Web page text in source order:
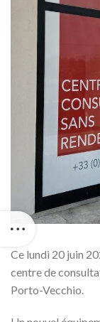
Ce lundi 20 juin
centre de
Porto-Vecchio.